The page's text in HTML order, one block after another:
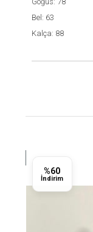
Bel: 63
Kalça: 88
%60
İndirim